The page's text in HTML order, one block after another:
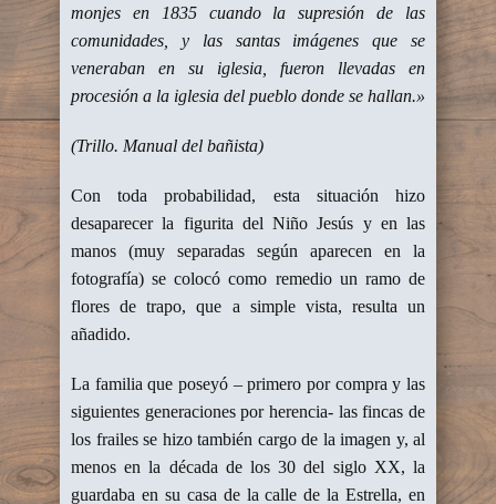
monjes en 1835 cuando la supresión de las
comunidades, y las santas imágenes que se
veneraban en su iglesia, fueron llevadas en
procesión a la iglesia del pueblo donde se hallan.»
(Trillo. Manual del bañista)
Con toda probabilidad, esta situación hizo
desaparecer la figurita del Niño Jesús y en las
manos (muy separadas según aparecen en la
fotografía) se colocó como remedio un ramo de
flores de trapo, que a simple vista, resulta un
añadido.
La familia que poseyó – primero por compra y las
siguientes generaciones por herencia- las fincas de
los frailes se hizo también cargo de la imagen y, al
menos en la década de los 30 del siglo XX, la
guardaba en su casa de la calle de la Estrella, en